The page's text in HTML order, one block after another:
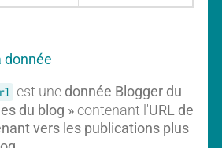
l
l
donnée
est une donnée Blogger du
du blog » contenant l'URL de
vers les publications plus